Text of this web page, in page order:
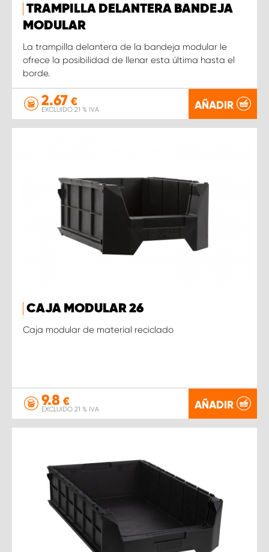
TRAMPILLA DELANTERA BANDEJA
MODULAR
La trampilla delantera de la bandeja modular le
ofrece la posibilidad de llenar esta última hasta el
borde.
2.67 €
EXCLUIDO 21 % IVA AÑADIR
CAJA MODULAR 26
Caja modular de material reciclado
9.8 €
EXCLUIDO 21 % IVA AÑADIR